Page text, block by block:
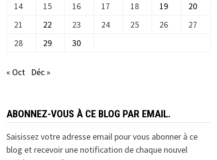
14
15 16 17 18 19
20
21
22 23 24 25 26
27
28
29 30
« Oct Déc »
ABONNEZ-VOUS À CE BLOG PAR EMAIL.
Saisissez votre adresse email pour vous abonner à ce
blog et recevoir une notification de chaque nouvel